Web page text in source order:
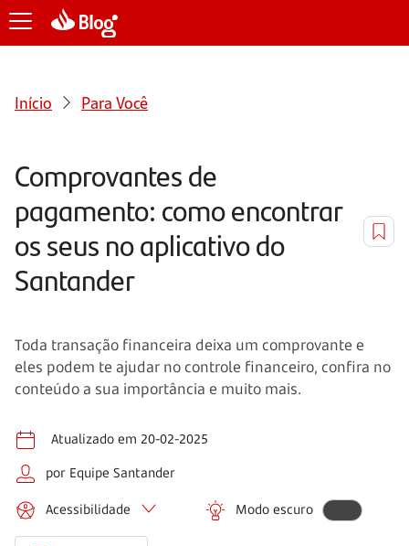
Início Para Você
Comprovantes de
pagamento: como encontrar
os seus no aplicativo do
Santander
Toda transação financeira deixa um comprovante e
eles podem te ajudar no controle financeiro, confira no
conteúdo a sua importância e muito mais.
Atualizado em 20-02-2025
por Equipe Santander
Acessibilidade Modo escuro